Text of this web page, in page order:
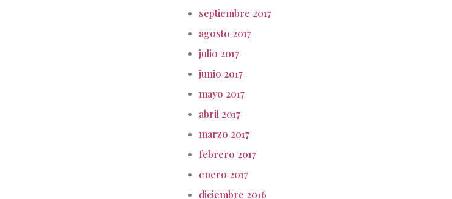
septiembre 2017
agosto 2017
julio 2017
junio 2017
mayo 2017
abril 2017
marzo 2017
febrero 2017
enero 2017
diciembre 2016